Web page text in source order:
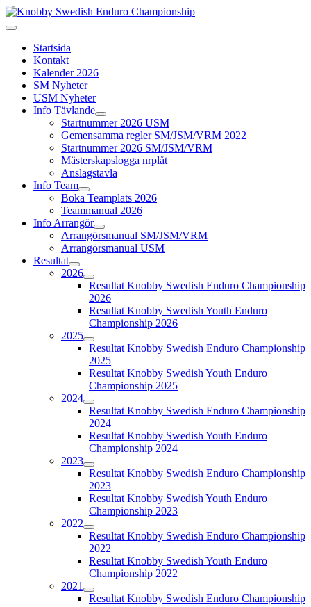
Startsida
Kontakt
Kalender 2026
SM Nyheter
USM Nyheter
Info Tävlande
Startnummer 2026 USM
Gemensamma regler SM/JSM/VRM 2022
Startnummer 2026 SM/JSM/VRM
Mästerskapslogga nrplåt
Anslagstavla
Info Team
Boka Teamplats 2026
Teammanual 2026
Info Arrangör
Arrangörsmanual SM/JSM/VRM
Arrangörsmanual USM
Resultat
2026
Resultat Knobby Swedish Enduro Championship
2026
Resultat Knobby Swedish Youth Enduro
Championship 2026
2025
Resultat Knobby Swedish Enduro Championship
2025
Resultat Knobby Swedish Youth Enduro
Championship 2025
2024
Resultat Knobby Swedish Enduro Championship
2024
Resultat Knobby Swedish Youth Enduro
Championship 2024
2023
Resultat Knobby Swedish Enduro Championship
2023
Resultat Knobby Swedish Youth Enduro
Championship 2023
2022
Resultat Knobby Swedish Enduro Championship
2022
Resultat Knobby Swedish Youth Enduro
Championship 2022
2021
Resultat Knobby Swedish Enduro Championship